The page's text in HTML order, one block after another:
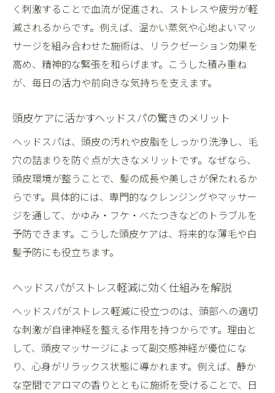
紹介
ヘッドスパ活用のポイントと日常ケアのコ
ツ
く刺激することで血流が促進され、ストレスや疲労が軽
減されるからです。例えば、温かい蒸気や心地よいマッ
サージを組み合わせた施術は、リラクゼーション効果を
高め、精神的な緊張を和らげます。こうした積み重ね
が、毎日の活力や前向きな気持ちを支えます。
頭皮ケアに活かすヘッドスパの驚きのメリット
ヘッドスパは、頭皮の汚れや皮脂をしっかり洗浄し、毛
穴の詰まりを防ぐ点が大きなメリットです。なぜなら、
頭皮環境が整うことで、髪の成長や美しさが保たれるか
らです。具体的には、専門的なクレンジングやマッサー
ジを通して、かゆみ・フケ・べたつきなどのトラブルを
予防できます。こうした頭皮ケアは、将来的な薄毛や白
髪予防にも役立ちます。
ヘッドスパがストレス軽減に効く仕組みを解説
ヘッドスパがストレス軽減に役立つのは、頭部への適切
な刺激が自律神経を整える作用を持つからです。理由と
して、頭皮マッサージによって副交感神経が優位にな
り、心身がリラックス状態に導かれます。例えば、静か
な空間でアロマの香りとともに施術を受けることで、日